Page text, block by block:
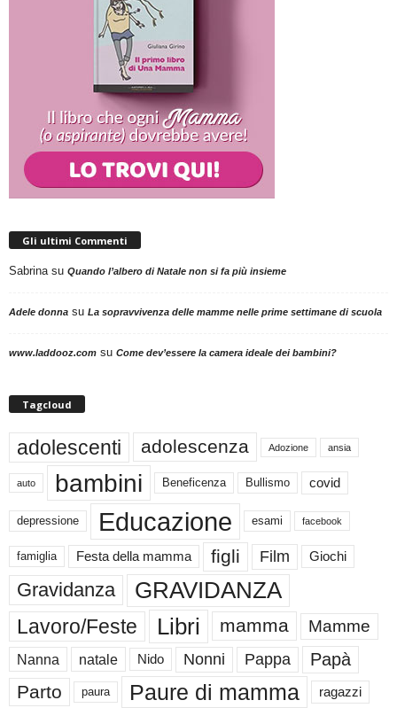
Gli ultimi Commenti
Sabrina su Quando l’albero di Natale non si fa più insieme
Adele donna su La sopravvivenza delle mamme nelle prime settimane di scuola
www.laddooz.com su Come dev’essere la camera ideale dei bambini?
Tagcloud
adolescenti adolescenza Adozione ansia
auto bambini Beneficenza Bullismo covid
depressione Educazione esami facebook
famiglia Festa della mamma figli Film Giochi
Gravidanza GRAVIDANZA
Lavoro/Feste Libri mamma Mamme
Nanna natale Nido Nonni Pappa Papà
Parto paura Paure di mamma ragazzi